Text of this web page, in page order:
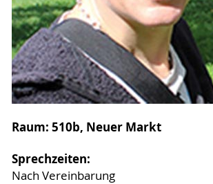
Raum: 510b, Neuer Markt
Sprechzeiten:
Nach Vereinbarung